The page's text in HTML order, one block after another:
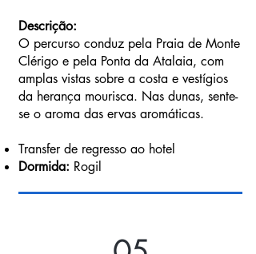
Descrição:
O percurso conduz pela Praia de Monte
Clérigo e pela Ponta da Atalaia, com
amplas vistas sobre a costa e vestígios
da herança mourisca. Nas dunas, sente-
se o aroma das ervas aromáticas.
Transfer de regresso ao hotel
Dormida: Rogil